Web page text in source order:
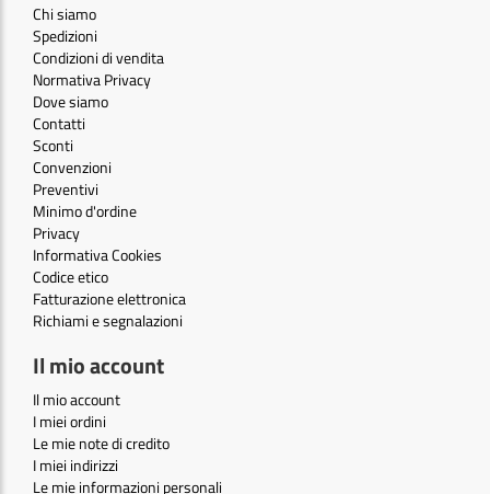
Chi siamo
Spedizioni
Condizioni di vendita
Normativa Privacy
Dove siamo
Contatti
Sconti
Convenzioni
Preventivi
Minimo d'ordine
Privacy
Informativa Cookies
Codice etico
Fatturazione elettronica
Richiami e segnalazioni
Il mio account
Il mio account
I miei ordini
Le mie note di credito
I miei indirizzi
Le mie informazioni personali